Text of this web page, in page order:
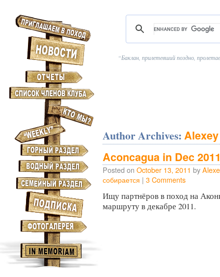
Баклан, прилетевший поздно,
Author Archives:
Aconcagua in Dec
Posted on October 13, 2011 by
собирается | 3 Comments
Ищу партнёров в поход на
маршруту в декабре 2011.